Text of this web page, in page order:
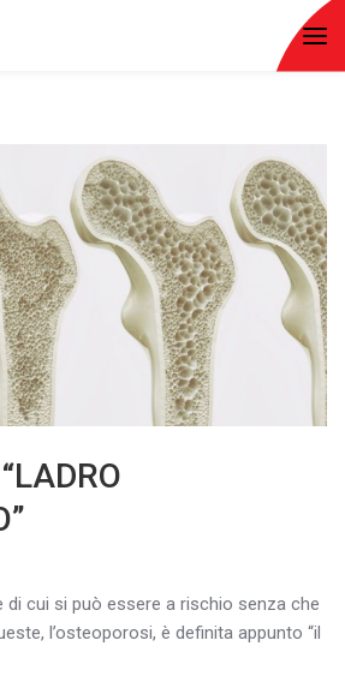
cui si può essere a rischio senza che
l’osteoporosi, è definita appunto “il